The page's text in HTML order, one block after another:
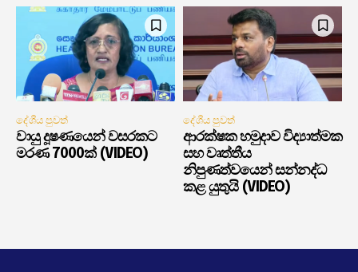
දේශීය පුවත්
වායු දූෂණයෙන් වසරකට
මරණ 7000ක් (VIDEO)
දේශීය පුවත්
ආරක්ෂක හමුදාව විද්‍යාත්මක
සහ වෘත්තීය
නිපුණත්වයෙන් සන්නද්ධ
කළ යුතුයි (VIDEO)